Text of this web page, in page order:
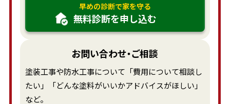
早めの診断で家を守る
無料診断を申し込む
お問い合わせ・ご相談
塗装工事や防水工事について「費用について相談し
たい」「どんな塗料がいいかアドバイスがほしい」
など。